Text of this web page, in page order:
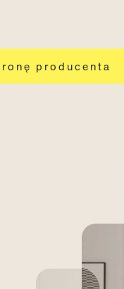
producenta